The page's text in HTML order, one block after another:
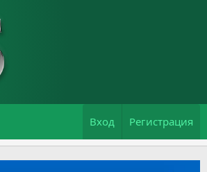
Вход Регистрация